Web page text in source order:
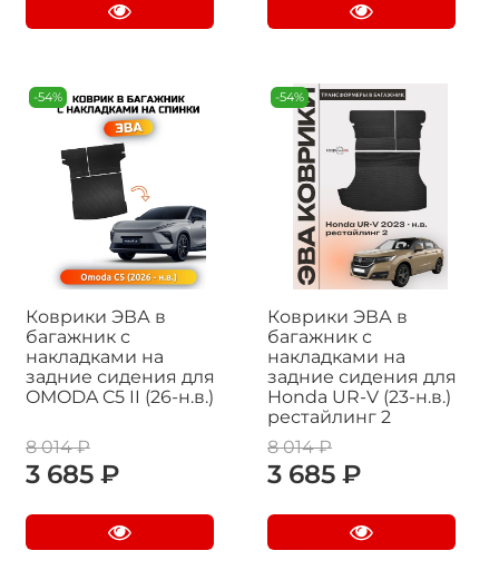
-54%
Коврики ЭВА в
багажник с
накладками на
задние сидения для
OMODA C5 II (26-н.в.)
8 014 ₽
3 685 ₽
-54%
Коврики ЭВА в
багажник с
накладками на
задние сидения для
Honda UR-V (23-н.в.)
рестайлинг 2
8 014 ₽
3 685 ₽